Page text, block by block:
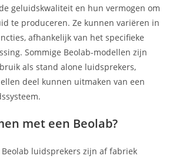
geluidskwaliteit en hun vermogen om
te produceren. Ze kunnen variëren in
afhankelijk van het specifieke
Sommige Beolab-modellen zijn
als stand alone luidsprekers,
deel kunnen uitmaken van een
met een Beolab?
Beolab luidsprekers zijn af fabriek